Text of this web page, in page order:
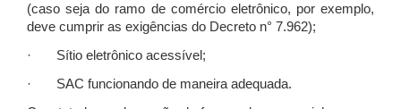
(caso seja do ramo de comércio eletrônico, por exemplo,
deve cumprir as exigências do Decreto n° 7.962);
· Sítio eletrônico acessível;
· SAC funcionando de maneira adequada.